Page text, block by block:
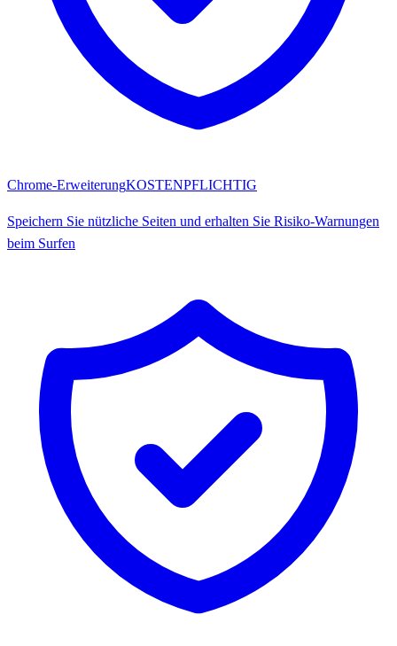
Chrome-ErweiterungKOSTENPFLICHTIG
Speichern Sie nützliche Seiten und erhalten Sie Risiko-Warnungen
beim Surfen